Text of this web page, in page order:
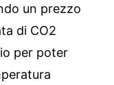
un prezzo
di CO2
per poter